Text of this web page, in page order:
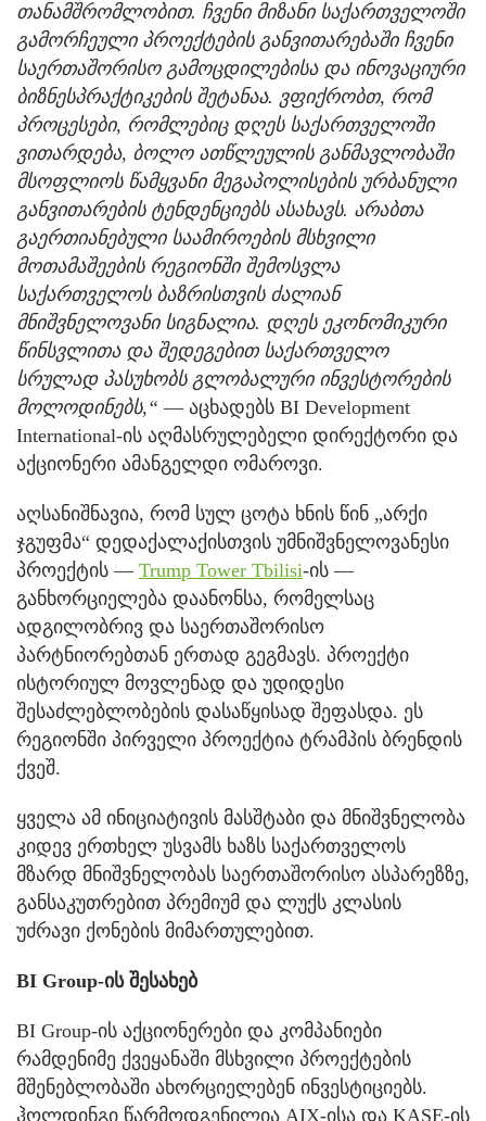
თანამშრომლობით. ჩვენი მიზანი საქართველოში
გამორჩეული პროექტების განვითარებაში ჩვენი
საერთაშორისო გამოცდილებისა და ინოვაციური
ბიზნესპრაქტიკების შეტანაა. ვფიქრობთ, რომ
პროცესები, რომლებიც დღეს საქართველოში
ვითარდება, ბოლო ათწლეულის განმავლობაში
მსოფლიოს წამყვანი მეგაპოლისების ურბანული
განვითარების ტენდენციებს ასახავს. არაბთა
გაერთიანებული საამიროების მსხვილი
მოთამაშეების რეგიონში შემოსვლა
საქართველოს ბაზრისთვის ძალიან
მნიშვნელოვანი სიგნალია. დღეს ეკონომიკური
წინსვლითა და შედეგებით საქართველო
სრულად პასუხობს გლობალური ინვესტორების
მოლოდინებს,“ — აცხადებს BI Development
International-ის აღმასრულებელი დირექტორი და
აქციონერი ამანგელდი ომაროვი.
აღსანიშნავია, რომ სულ ცოტა ხნის წინ „არქი
ჯგუფმა“ დედაქალაქისთვის უმნიშვნელოვანესი
პროექტის — Trump Tower Tbilisi-ის —
განხორციელება დაანონსა, რომელსაც
ადგილობრივ და საერთაშორისო
პარტნიორებთან ერთად გეგმავს. პროექტი
ისტორიულ მოვლენად და უდიდესი
შესაძლებლობების დასაწყისად შეფასდა. ეს
რეგიონში პირველი პროექტია ტრამპის ბრენდის
ქვეშ.
ყველა ამ ინიციატივის მასშტაბი და მნიშვნელობა
კიდევ ერთხელ უსვამს ხაზს საქართველოს
მზარდ მნიშვნელობას საერთაშორისო ასპარეზზე,
განსაკუთრებით პრემიუმ და ლუქს კლასის
უძრავი ქონების მიმართულებით.
BI Group-ის შესახებ
BI Group-ის აქციონერები და კომპანიები
რამდენიმე ქვეყანაში მსხვილი პროექტების
მშენებლობაში ახორციელებენ ინვესტიციებს.
ჰოლდინგი წარმოდგენილია AIX-ისა და KASE-ის